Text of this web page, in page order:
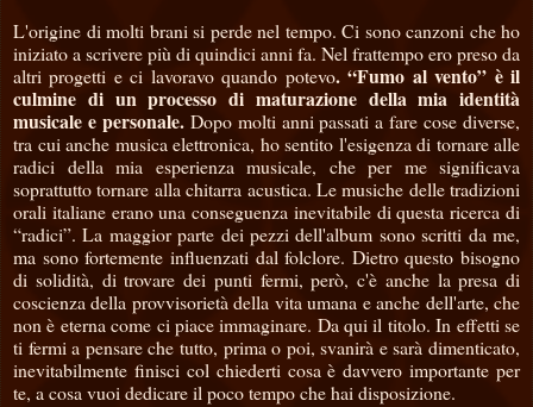
L'origine di molti brani si perde nel tempo. Ci sono canzoni che ho
iniziato a scrivere più di quindici anni fa. Nel frattempo ero preso da
altri progetti e ci lavoravo quando potevo. “Fumo al vento” è il
culmine di un processo di maturazione della mia identità
musicale e personale.Dopo molti anni passati a fare cose diverse,
tra cui anche musica elettronica, ho sentito l'esigenza di tornare alle
radici della mia esperienza musicale, che per me significava
soprattutto tornare alla chitarra acustica. Le musiche delle tradizioni
orali italiane erano una conseguenza inevitabile di questa ricerca di
“radici”. La maggior parte dei pezzi dell'album sono scritti da me,
ma sono fortemente influenzati dal folclore. Dietro questo bisogno
di solidità, di trovare dei punti fermi, però, c'è anche la presa di
coscienza della provvisorietà della vita umana e anche dell'arte, che
non è eterna come ci piace immaginare. Da qui il titolo. In effetti se
ti fermi a pensare che tutto, prima o poi, svanirà e sarà dimenticato,
inevitabilmente finisci col chiederti cosa è davvero importante per
te, a cosa vuoi dedicare il poco tempo che hai disposizione.